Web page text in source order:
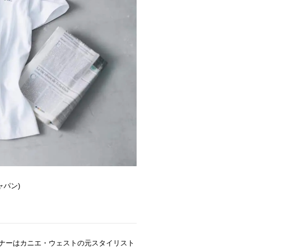
パン)
ーはカニエ・ウェストの元スタイリスト